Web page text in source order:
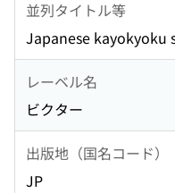
並列タイトル等
Japanese kayokyoku
レーベル名
ビクター
出版地（国名コード）
JP